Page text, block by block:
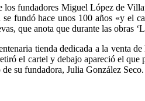
fundadores Miguel López de
fundó hace unos 100 años «y el
que anota que durante las obras
tienda dedicada a la venta
el cartel y debajo apareció el
su fundadora, Julia González Seco.